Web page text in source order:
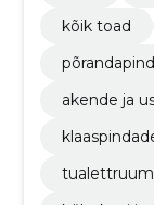
kõik toad
akende ja